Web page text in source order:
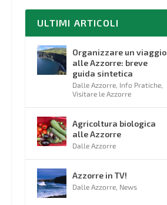
ULTIMI ARTICOLI
Organizzare un viaggio
alle Azzorre: breve
guida sintetica
Dalle Azzorre, Info Pratiche,
Visitare le Azzorre
Agricoltura biologica
alle Azzorre
Dalle Azzorre
Azzorre in TV!
Dalle Azzorre, News